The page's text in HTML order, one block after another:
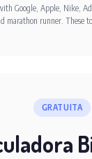
Google, Apple, Nike,
marathon runner. These
GRATUITA